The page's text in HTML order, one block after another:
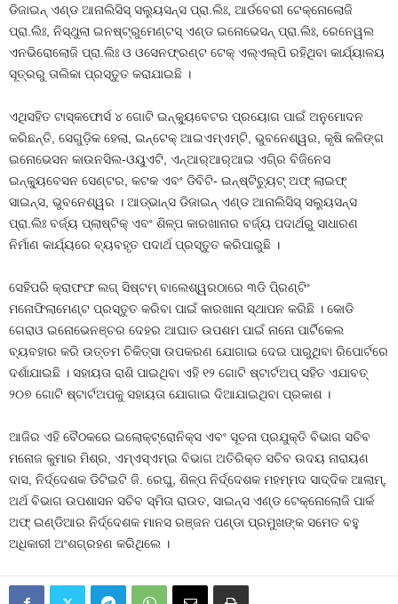
ଡିଜାଇନ୍‌ ଏଣ୍ଡ ଆନାଲିସିସ୍‌ ସଲୁ୍ୟସନ୍ସ ପ୍ରା.ଲିଃ, ଆର୍ଡବେରୀ ଟେକ୍ନୋଲୋଜି
ପ୍ରା.ଲିଃ, ନିସ୍ଥୁଲା ଇନଷ୍ଟ୍ରୁମେଣ୍ଟସ୍‌ ଏଣ୍ଡ ଇନୋଭେସନ୍‌ ପ୍ରା.ଲିଃ, ରେନେୱଲ
ଏନଭିରୋଲୋଜି ପ୍ରା.ଲିଃ ଓ ଓସେନଫ୍ରଣ୍ଟ ଟେକ୍‌ ଏଲ୍‌ଏଲ୍‌ପି ରହିଥିବା କାର୍ଯ୍ୟାଳୟ
ସୂତ୍ରରୁ ତାଲିକା ପ୍ରସ୍ତୁତ କରାଯାଇଛି ।
ଏଥିସହିତ ଟାସ୍କଫୋର୍ସ ୪ ଗୋଟି ଇନ୍‌କୁ୍ୟବେଟର ପ୍ରୟୋଗ ପାଇଁ ଅନୁମୋଦନ
କରିଛନ୍ତି, ସେଗୁଡ଼ିକ ହେଲା, ଇନ୍‌ଟେକ୍‌ ଆଇଏମ୍‌ଏମ୍‌ଟି, ଭୁବନେଶ୍ୱର, କୃଷି କଳିଙ୍ଗ
ଇନୋଭେସନ କାଉନସିଲ-ଓୟୁଏଟି, ଏନ୍‌ଆର୍‌ଆର୍‌ଆଇ ଏଗି୍ର ବିଜିନେସ
ଇନ୍‌କୁ୍ୟବେସନ ସେଣ୍ଟର, କଟକ ଏବଂ ଡିବିଟି- ଇନ୍‌ଷ୍ଟିଚୁ୍ୟଟ୍‌ ଅଫ୍‌ ଲାଇଫ୍‌
ସାଇନ୍‌ସ, ଭୁବନେଶ୍ୱର । ଆଡ୍‌ଭାନ୍‌ସ ଡିଜାଇନ୍‌ ଏଣ୍ଡ ଆନାଲିସିସ୍‌ ସଲୁ୍ୟସନ୍ସ
ପ୍ରା.ଲିଃ ବର୍ଜ୍ୟ ପ୍ଲାଷ୍ଟିକ୍‌ ଏବଂ ଶିଳ୍ପ କାରଖାନାର ବର୍ଜ୍ୟ ପଦାର୍ଥରୁ ସାଧାରଣ
ନିର୍ମାଣ କାର୍ଯ୍ୟରେ ବ୍ୟବହୃତ ପଦାର୍ଥ ପ୍ରସ୍ତୁତ କରିପାରୁଛି ।
ସେହିପରି କ୍ରାଫଫ ଲଗ୍‌ ସିଷ୍ଟମ୍‌ ବାଲେଶ୍ୱରଠାରେ ୩ଡି ପି୍ରଣ୍ଟିଂ
ମନୋଫିଲାମେଣ୍ଟ ପ୍ରସ୍ତୁତ କରିବା ପାଇଁ କାରଖାନା ସ୍ଥାପନ କରିଛି । କୋଡି
ଗେରାଓ ଇନୋଭେନଞ୍ଚର ଦେହର ଆଘାତ ଉପଶମ ପାଇଁ ନାନୋ ପାର୍ଟିକେଲ
ବ୍ୟବହାର କରି ଉତ୍ତମ ଚିକିତ୍ସା ଉପକରଣ ଯୋଗାଇ ଦେଇ ପାରୁଥିବା ରିପୋର୍ଟରେ
ଦର୍ଶାଯାଇଛି । ସହାୟତା ରାଶି ପାଇଥିବା ଏହି ୧୨ ଗୋଟି ଷ୍ଟାର୍ଟଅପ୍‌ ସହିତ ଏଯାବତ୍‌
୨୦୭ ଗୋଟି ଷ୍ଟାର୍ଟଅପକୁ ସହାୟତା ଯୋଗାଇ ଦିଆଯାଇଥିବା ପ୍ରକାଶ ।
ଆଜିର ଏହି ବୈଠକରେ ଇଲୋକ୍‌ଟ୍ରୋନିକ୍ସ ଏବଂ ସୂଚନା ପ୍ରଯୁକ୍ତି ବିଭାଗ ସଚିବ
ମନୋଜ କୁମାର ମିଶ୍ର, ଏମ୍‌ଏସ୍‌ଏମ୍‌ଇ ବିଭାଗ ଅତିରିକ୍ତ ସଚିବ ଉଦୟ ନାରାୟଣ
ଦାସ, ନିର୍ଦ୍ଦେଶକ ଡିଟିଇଟି ଜି. ରେଘୁ, ଶିଳ୍ପ ନିର୍ଦ୍ଦେଶକ ମହମ୍ମଦ ସାଦ୍ଦିକ ଆଲାମ୍‌,
ଅର୍ଥ ବିଭାଗ ଉପଶାସନ ସଚିବ ସ୍ମିତା ରାଉତ, ସାଇନ୍ସ ଏଣ୍ଡ ଟେକ୍ନୋଲୋଜି ପାର୍କ
ଅଫ୍‌ ଇଣ୍ଡିଆର ନିର୍ଦ୍ଦେଶକ ମାନସ ରଞ୍ଜନ ପଣ୍ଡା ପ୍ରମୁଖଙ୍କ ସମେତ ବହୁ
ଅଧିକାରୀ ଅଂଶଗ୍ରହଣ କରିଥିଲେ ।